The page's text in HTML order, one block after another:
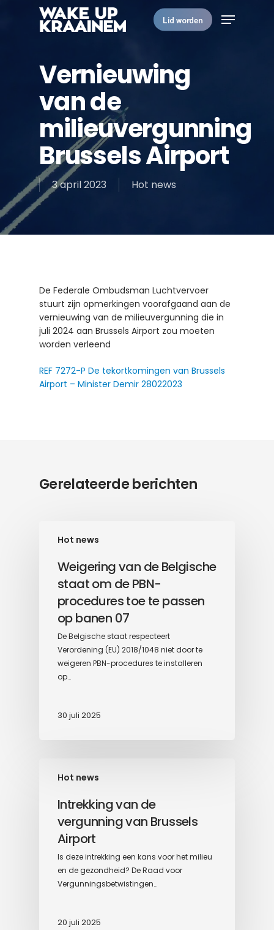
Lid worden Menu
Vernieuwing
van de
milieuvergunning
Brussels Airport
3 april 2023 Hot news
De Federale Ombudsman Luchtvervoer
stuurt zijn opmerkingen voorafgaand aan de
vernieuwing van de milieuvergunning die in
juli 2024 aan Brussels Airport zou moeten
worden verleend
REF 7272-P De tekortkomingen van Brussels
Airport – Minister Demir 28022023
Gerelateerde berichten
Hot news
Weigering van de Belgische
staat om de PBN-
procedures toe te passen
op banen 07
De Belgische staat respecteert
Verordening (EU) 2018/1048 niet door te
weigeren PBN-procedures te installeren
op…
30 juli 2025
Hot news
Intrekking van de
vergunning van Brussels
Airport
Is deze intrekking een kans voor het milieu
en de gezondheid? De Raad voor
Vergunningsbetwistingen…
20 juli 2025